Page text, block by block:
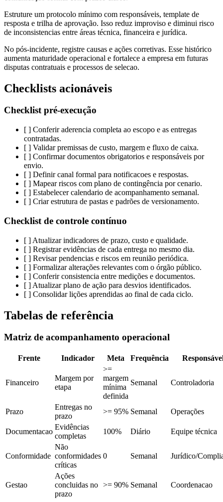
Estruture um protocolo mínimo com responsáveis, template de
resposta e trilha de aprovação. Isso reduz improviso e diminui risco
de inconsistencias entre áreas técnica, financeira e jurídica.
No pós-incidente, registre causas e ações corretivas. Esse histórico
aumenta maturidade operacional e fortalece a empresa em futuras
disputas contratuais e processos de selecao.
Checklists acionáveis
Checklist pré-execução
[ ] Conferir aderencia completa ao escopo e as entregas
contratadas.
[ ] Validar premissas de custo, margem e fluxo de caixa.
[ ] Confirmar documentos obrigatorios e responsáveis por
envio.
[ ] Definir canal formal para notificacoes e respostas.
[ ] Mapear riscos com plano de contingência por cenario.
[ ] Estabelecer calendario de acompanhamento semanal.
[ ] Criar estrutura de pastas e padrões de versionamento.
Checklist de controle contínuo
[ ] Atualizar indicadores de prazo, custo e qualidade.
[ ] Registrar evidências de cada entrega no mesmo dia.
[ ] Revisar pendencias e riscos em reunião periódica.
[ ] Formalizar alterações relevantes com o órgão público.
[ ] Conferir consistencia entre medições e documentos.
[ ] Atualizar plano de ação para desvios identificados.
[ ] Consolidar lições aprendidas ao final de cada ciclo.
Tabelas de referência
Matriz de acompanhamento operacional
Frente Indicador Meta Frequência
Financeiro
Margem por
etapa
>=
margem
mínima
definida
Semanal Controladoria
Prazo
Entregas no
prazo
>= 95% Semanal Operações
Documentacao
Evidências
completas
100% Diário Equipe técnica
Conformidade
Não
conformidades
críticas
0 Semanal Jurídico/
Gestao
Ações
concluidas no
prazo
>= 90% Semanal Coordenacao